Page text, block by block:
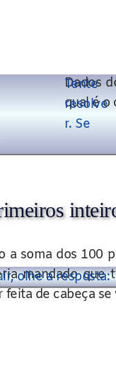
Dados
qual é o
Tente
resolve
r. Se
a soma dos
mandado
de cabeça
olhe a resposta: